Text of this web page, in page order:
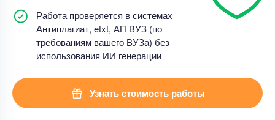
Работа проверяется в системах
Антиплагиат, etxt, АП ВУЗ (по
требованиям вашего ВУЗа) без
использования ИИ генерации
Узнать стоимость работы